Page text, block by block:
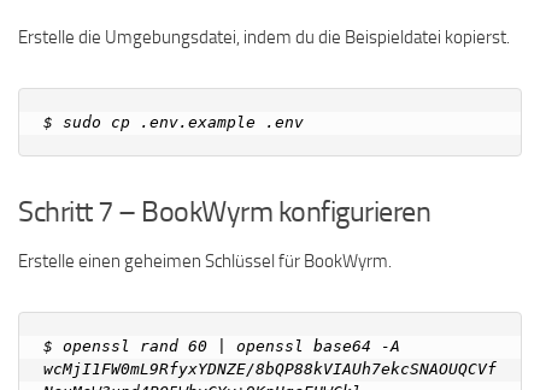
Erstelle die Umgebungsdatei, indem du die Beispieldatei kopierst.
Schritt 7 – BookWyrm konfigurieren
Erstelle einen geheimen Schlüssel für BookWyrm.
$ openssl rand 60 | openssl base64 -A
wcMjI1FW0mL9RfyxYDNZE/8bQP88kVIAUh7ekcSNAOUQCVf